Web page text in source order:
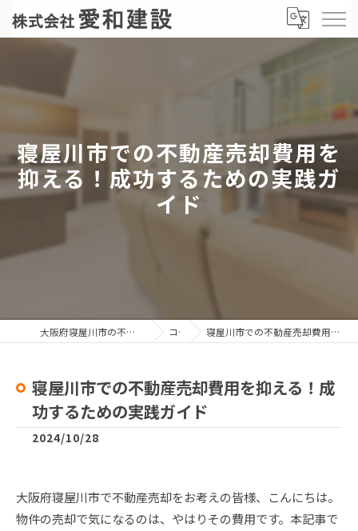
寝屋川市での不動産売却費用を
抑える！成功するための実践ガ
イド
大阪府寝屋川市の不動産売却なら株式会社愛和建設 コラム 寝屋川市での不動産売却費用を抑える！成功するための実践ガイド
寝屋川市での不動産売却費用を抑える！成
功するための実践ガイド
2024/10/28
大阪府寝屋川市で不動産売却をお考えの皆様、こんにちは。
物件の売却で気になるのは、やはりその費用です。本記事で